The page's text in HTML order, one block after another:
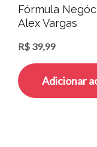
Fórmula
Alex Vargas
R$ 39,99
Adicionar